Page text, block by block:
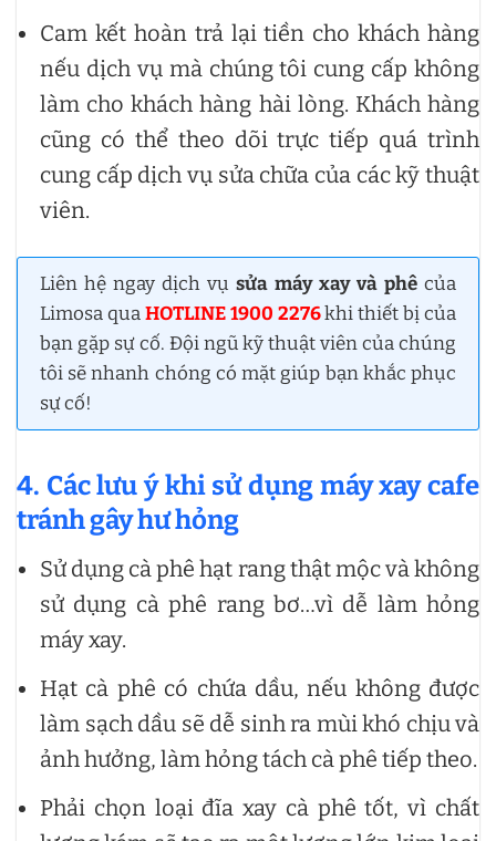
Cam kết hoàn trả lại tiền cho khách hàng
nếu dịch vụ mà chúng tôi cung cấp không
làm cho khách hàng hài lòng. Khách hàng
cũng có thể theo dõi trực tiếp quá trình
cung cấp dịch vụ sửa chữa của các kỹ thuật
viên.
Liên hệ ngay dịch vụ sửa máy xay và phê của
Limosa quaHOTLINE 1900 2276khi thiết bị của
bạn gặp sự cố. Đội ngũ kỹ thuật viên của chúng
tôi sẽ nhanh chóng có mặt giúp bạn khắc phục
sự cố!
4. Các lưu ý khi sử dụng máy xay cafe
tránh gây hư hỏng
Sử dụng cà phê hạt rang thật mộc và không
sử dụng cà phê rang bơ…vì dễ làm hỏng
máy xay.
Hạt cà phê có chứa dầu, nếu không được
làm sạch dầu sẽ dễ sinh ra mùi khó chịu và
ảnh hưởng, làm hỏng tách cà phê tiếp theo.
Phải chọn loại đĩa xay cà phê tốt, vì chất